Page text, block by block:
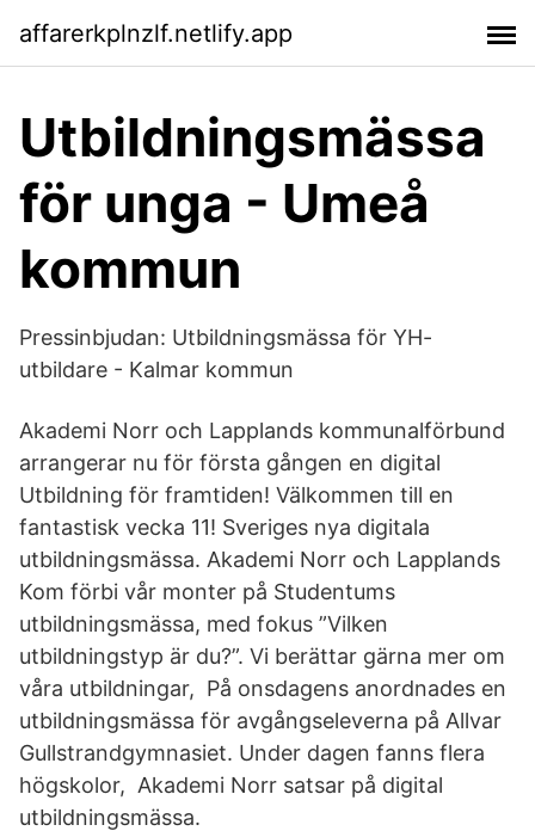
affarerkplnzlf.netlify.app
Utbildningsmässa
för unga - Umeå
kommun
Pressinbjudan: Utbildningsmässa för YH-
utbildare - Kalmar kommun
Akademi Norr och Lapplands kommunalförbund
arrangerar nu för första gången en digital
Utbildning för framtiden! Välkommen till en
fantastisk vecka 11! Sveriges nya digitala
utbildningsmässa. Akademi Norr och Lapplands
Kom förbi vår monter på Studentums
utbildningsmässa, med fokus ”Vilken
utbildningstyp är du?”. Vi berättar gärna mer om
våra utbildningar, På onsdagens anordnades en
utbildningsmässa för avgångseleverna på Allvar
Gullstrandgymnasiet. Under dagen fanns flera
högskolor, Akademi Norr satsar på digital
utbildningsmässa.